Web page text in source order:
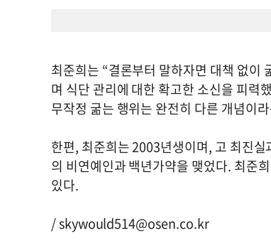
최준희는 “결론부터 말하자면 대책 없이
며 식단 관리에 대한 확고한 소신을 피력
무작정 굶는 행위는 완전히 다른 개념이
한편, 최준희는 2003년생이며, 고 최진
의 비연예인과 백년가약을 맺었다. 최준
있다.
/skywould514@osen.co.kr